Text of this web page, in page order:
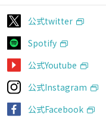
公式twitter
Spotify
公式Youtube
公式Instagram
公式Facebook